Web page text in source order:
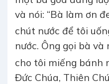
và nói: “Bà làm ơn
chút nước để tôi
nước. Ông gọi bà và
cho tôi miếng bánh
Đức Chúa, Thiên